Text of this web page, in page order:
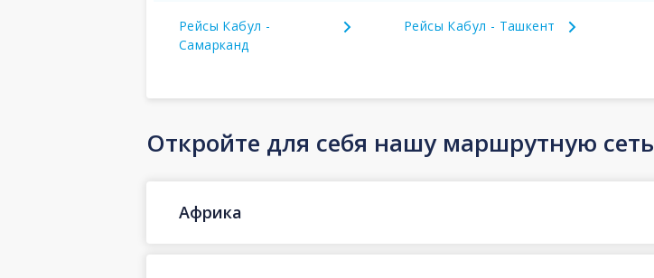
Рейсы Кабул -
Самарканд
Рейсы Кабул - Ташкент
Откройте для себя нашу маршрутную сеть
Африка